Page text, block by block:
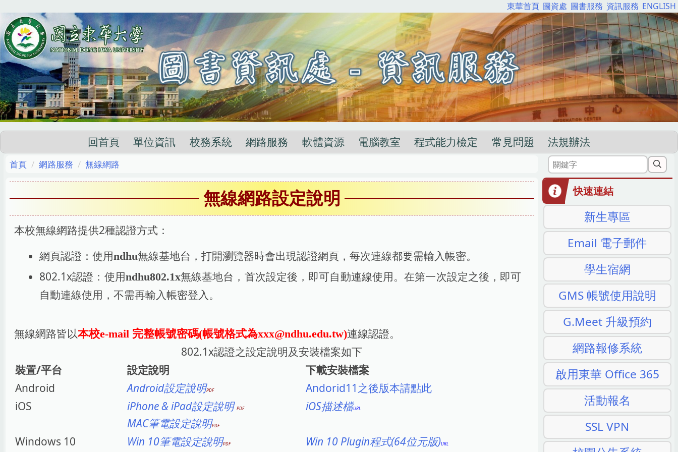
到
主
要
內
容
區
東華首頁 圖資處 圖書服務 資訊服務 ENGLISH
回首頁 單位資訊 校務系統 網路服務 軟體資源 電腦教室 程式能力檢定 常見問題 法規辦法
首頁 網路服務 無線網路
無線網路設定說明
本校無線網路提供2種認證方式：
網頁認證：使用ndhu無線基地台，打開瀏覽器時會出現認證網頁，每次連線都要需輸入帳密。
802.1x認證：使用ndhu802.1x無線基地台，首次設定後，即可自動連線使用。在第一次設定之後，即可
自動連線使用，不需再輸入帳密登入。
無線網路皆以本校e-mail 完整帳號密碼(帳號格式為xxx@ndhu.edu.tw)連線認證。
802.1x認證之設定說明及安裝檔案如下
裝置/平台
設定說明
下載安裝檔案
Android
Android設定說明
Andorid11之後版本請點此
iOS
iPhone & iPad設定說明
MAC筆電設定說明
iOS描述檔
Windows 10 Win 10筆電設定說明
Win 10 Plugin程式(64位元版)
快速連結
新生專區
Email 電子郵件
學生宿網
GMS 帳號使用說明
G.Meet 升級預約
網路報修系統
啟用東華 Office 365
活動報名
SSL VPN